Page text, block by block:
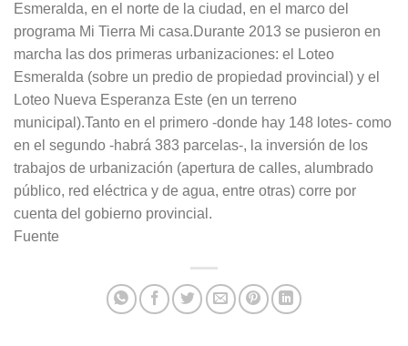
Esmeralda, en el norte de la ciudad, en el marco del
programa Mi Tierra Mi casa.Durante 2013 se pusieron en
marcha las dos primeras urbanizaciones: el Loteo
Esmeralda (sobre un predio de propiedad provincial) y el
Loteo Nueva Esperanza Este (en un terreno
municipal).Tanto en el primero -donde hay 148 lotes- como
en el segundo -habrá 383 parcelas-, la inversión de los
trabajos de urbanización (apertura de calles, alumbrado
público, red eléctrica y de agua, entre otras) corre por
cuenta del gobierno provincial.
Fuente